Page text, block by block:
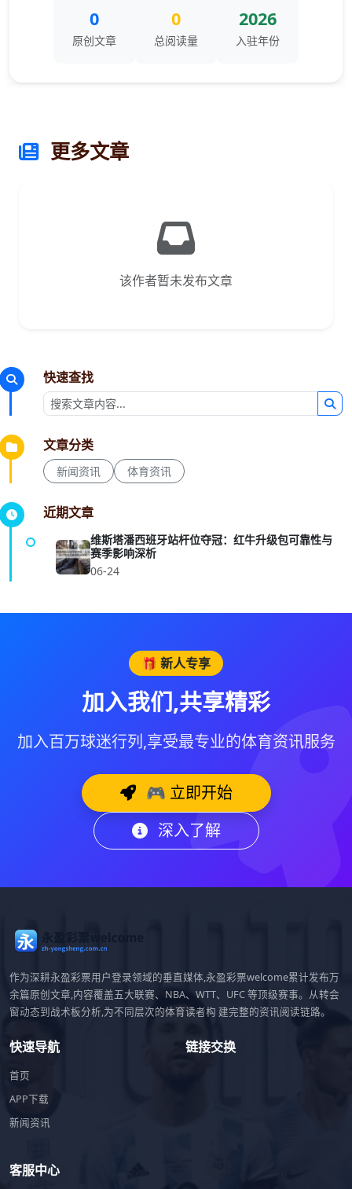
0
原创文章
0
总阅读量
2026
入驻年份
更多文章
该作者暂未发布文章
快速查找
文章分类
新闻资讯 体育资讯
近期文章
维斯塔潘西班牙站杆位夺冠：红牛升级包可靠性与
赛季影响深析
06-24
🎁 新人专享
加入我们,共享精彩
加入百万球迷行列,享受最专业的体育资讯服务
🎮 立即开始
深入了解
作为深耕永盈彩票用户登录领域的垂直媒体,永盈彩票welcome累计发布万
余篇原创文章,内容覆盖五大联赛、NBA、WTT、UFC 等顶级赛事。从转会
窗动态到战术板分析,为不同层次的体育读者构 建完整的资讯阅读链路。
快速导航
首页
APP下载
新闻资讯
链接交换
客服中心